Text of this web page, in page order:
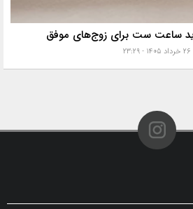
ساعت ست برای زوج‌های موفق
۲۶ خرداد ۱۴۰۵ - ۲۳:۲۹